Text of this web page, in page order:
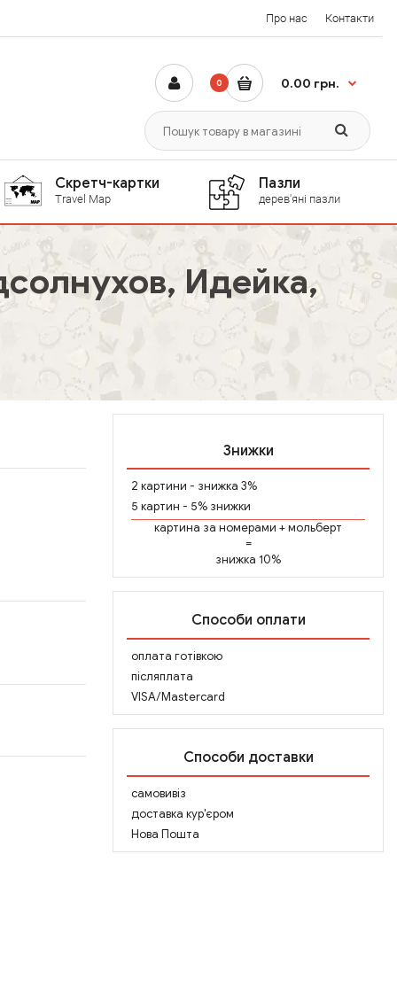
Про нас Контакти
0 0.00 грн.
Скретч-картки
Travel Map
Пазли
дерев'яні пазли
Идейка,
Знижки
2 картини - знижка 3%
5 картин - 5% знижки
картина за номерами +мольберт
=
знижка 10%
Способи оплати
оплата готівкою
післяплата
VISA/Mastercard
Способи доставки
самовивіз
доставка кур'єром
Нова Пошта